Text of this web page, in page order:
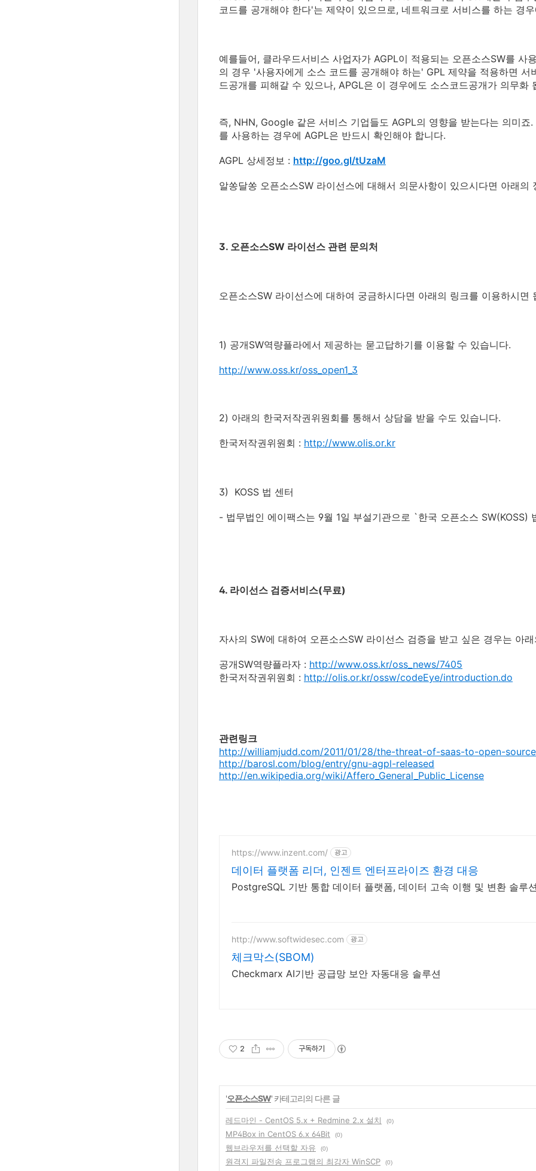
코드를 공개해야 한다'는 제약이 있으므로, 네트워크로 서비스를 하는 경
예를들어, 클라우드서비스 사업자가 AGPL이 적용되는 오픈소스SW를 사
의 경우 '사용자에게 소스 코드를 공개해야 하는' GPL 제약을 적용하면
드공개를 피해갈 수 있으나, APGL은 이 경우에도 소스코드공개가 의무화
즉, NHN, Google 같은 서비스 기업들도 AGPL의 영향을 받는다는 의미
를 사용하는 경우에 AGPL은 반드시 확인해야 합니다.
AGPL 상세정보 : http://goo.gl/tUzaM
알쏭달쏭 오픈소스SW 라이선스에 대해서 의문사항이 있으시다면 아래의
3. 오픈소스SW 라이선스 관련 문의처
오픈소스SW 라이선스에 대하여 궁금하시다면 아래의 링크를 이용하시
1) 공개SW역량플라에서 제공하는 묻고답하기를 이용할 수 있습니다.
http://www.oss.kr/oss_open1_3
2) 아래의 한국저작권위원회를 통해서 상담을 받을 수도 있습니다.
한국저작권위원회 : http://www.olis.or.kr
3) KOSS 법 센터
- 법무법인 에이팩스는 9월 1일 부설기관으로 `한국 오픈소스 SW(KOSS)
4. 라이선스 검증서비스(무료)
자사의 SW에 대하여 오픈소스SW 라이선스 검증을 받고 싶은 경우는 아
공개SW역량플라자 : http://www.oss.kr/oss_news/7405
한국저작권위원회 : http://olis.or.kr/ossw/codeEye/introduction.do
관련링크
http://williamjudd.com/2011/01/28/the-threat-of-saas-to-open-
http://barosl.com/blog/entry/gnu-agpl-released
http://en.wikipedia.org/wiki/Affero_General_Public_License
https://www.inzent.com/ 광고
데이터 플랫폼 리더, 인젠트 엔터프라이즈 환경 대응
PostgreSQL 기반 통합 데이터 플랫폼, 데이터 고속 이행 및 변환 솔루션
http://www.softwidesec.com 광고
체크막스(SBOM)
Checkmarx AI기반 공급망 보안 자동대응 솔루션
2 구독하기
'오픈소스SW' 카테고리의 다른 글
레드마인 - CentOS 5.x + Redmine 2.x 설치 (0)
MP4Box in CentOS 6.x 64Bit
(0)
웹브라우저를 선택할 자유
(0)
원격지 파일전송 프로그램의 최강자 WinSCP
(0)